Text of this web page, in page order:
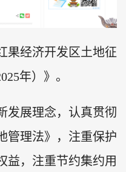
果经济开发区土地征
年）》。
发展理念，认真贯彻
管理法》，注重保护
益，注重节约集约用